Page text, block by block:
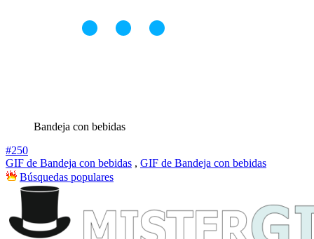
Bandeja con bebidas
#250
GIF de Bandeja con bebidas , GIF de Bandeja con bebidas
Búsquedas populares